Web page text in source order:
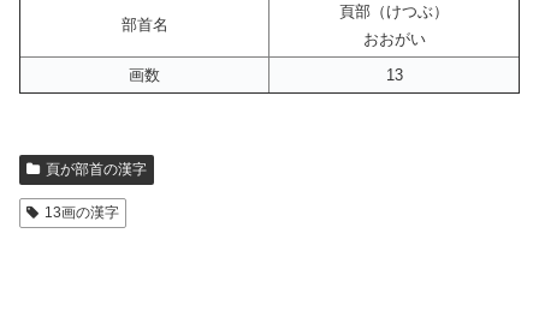
部首名
頁部（けつぶ）
おおがい
画数
13
頁が部首の漢字
13画の漢字